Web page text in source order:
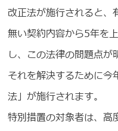
改正法が施行されると、
無い契約内容から5年を
し、この法律の問題点が
それを解決するために
法」が施行されます。
特別措置の対象者は、高